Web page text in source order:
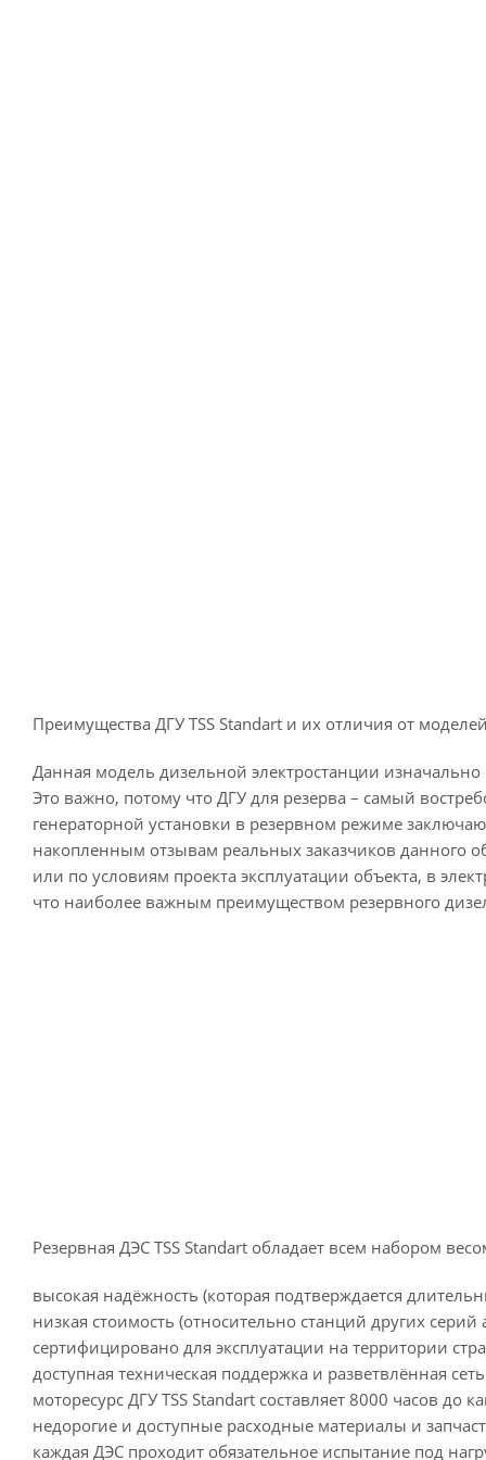
Преимущества ДГУ TSS Standart и их отличия от
Данная модель дизельной электростанции
Это важно, потому что ДГУ для резерва – самый
генераторной установки в резервном режиме
накопленным отзывам реальных заказчиков данного
или по условиям проекта эксплуатации объекта, в
что наиболее важным преимуществом резервного
Резервная ДЭС TSS Standart обладает всем набором
высокая надёжность (которая подтверждается
низкая стоимость (относительно станций других
сертифицировано для эксплуатации на территории
доступная техническая поддержка и разветвлённая
моторесурс ДГУ TSS Standart составляет 8000 часов до
недорогие и доступные расходные материалы и
каждая ДЭС проходит обязательное испытание под